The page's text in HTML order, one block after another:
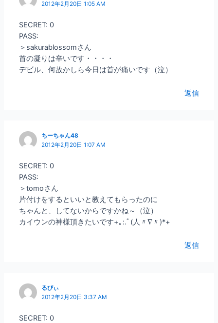
2012年2月20日 1:05 AM
SECRET: 0
PASS:
＞sakurablossomさん
首の凝りは辛いです・・・・
デビル、何故かしら今日は首が痛いです（泣）
返信
ちーちゃん48
2012年2月20日 1:07 AM
SECRET: 0
PASS:
＞tomoさん
片付けをするといいと教えてもらったのに
ちゃんと、してないからですかね～（泣）
カイウンの神様頂きたいです+｡:.ﾟ(人〃∇〃)*+
返信
るびぃ
2012年2月20日 3:37 AM
SECRET: 0